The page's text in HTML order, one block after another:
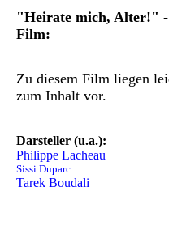
"Heirate mich, Alter!"
Film:
Zu diesem Film liegen
zum Inhalt vor.
Darsteller (u.a.):
Philippe Lacheau
Sissi Duparc
Tarek Boudali